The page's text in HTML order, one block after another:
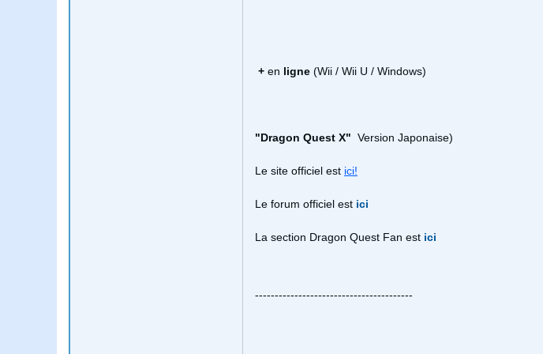
+ en ligne (Wii / Wii U / Windows)
"Dragon Quest X" Version Japonaise)
Le site officiel est ici!
Le forum officiel est ici
La section Dragon Quest Fan est ici
----------------------------------------